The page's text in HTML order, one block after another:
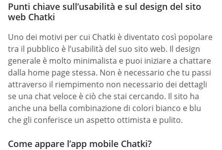
Punti chiave sull’usabilità e sul design del sito
web Chatki
Uno dei motivi per cui Chatki è diventato così popolare
tra il pubblico è l’usabilità del suo sito web. Il design
generale è molto minimalista e puoi iniziare a chattare
dalla home page stessa. Non è necessario che tu passi
attraverso il riempimento non necessario dei dettagli
se una chat veloce è ciò che stai cercando. Il sito ha
anche una bella combinazione di colori bianco e blu
che gli conferisce un aspetto ottimista e pulito.
Come appare l’app mobile Chatki?